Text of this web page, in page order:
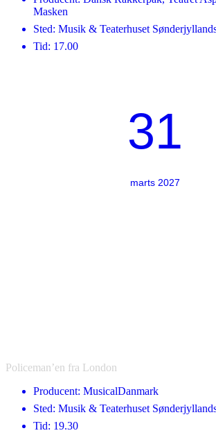
Masken
Sted: Musik & Teaterhuset
Tid: 17.00
31
marts 2027
Policeman’en fra London
Producent: MusicalDanmark
Sted: Musik & Teaterhuset
Tid: 19.30